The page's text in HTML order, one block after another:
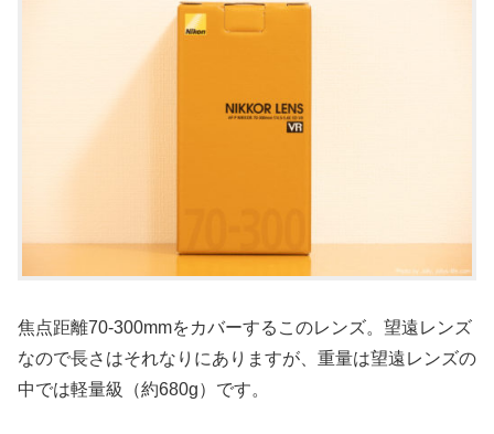
焦点距離70-300mmをカバーするこのレンズ。望遠レンズ
なので長さはそれなりにありますが、重量は望遠レンズの
中では軽量級（約680g）です。